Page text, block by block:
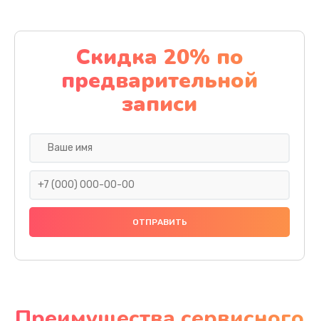
Скидка 20% по
предварительной
записи